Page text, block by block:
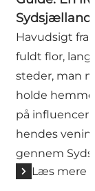
Sydsjælland
Havudsigt fra
fuldt flor,
steder, man
holde
på influencer
hendes
gennem
Læs mere